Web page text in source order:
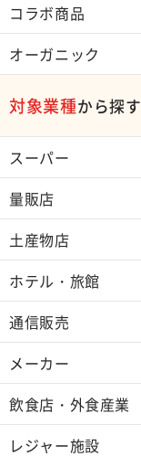
コラボ商品
オーガニック
対象業種から探す
スーパー
量販店
土産物店
ホテル・旅館
通信販売
メーカー
飲食店・外食産業
レジャー施設